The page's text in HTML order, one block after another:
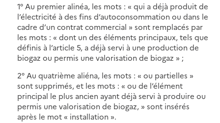
1° Au premier alinéa, les mots : « qui a déjà produit de
l’électricité à des fins d’autoconsommation ou dans le
cadre d’un contrat commercial » sont remplacés par
les mots : « dont un des éléments principaux, tels que
définis à l’article 5, a déjà servi à une production de
biogaz ou permis une valorisation de biogaz » ;
2° Au quatrième aliéna, les mots : « ou partielles »
sont supprimés, et les mots : « ou de l’élément
principal le plus ancien ayant déjà servi à produire ou
permis une valorisation de biogaz, » sont insérés
après le mot « installation ».